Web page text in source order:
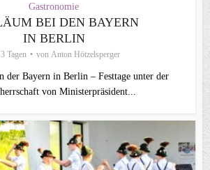
Gastronomie
BEI DEN BAYERN
IN BERLIN
Tagen von Anton Hötzelsperger
der Bayern in Berlin – Festtage unter der
von Ministerpräsident...